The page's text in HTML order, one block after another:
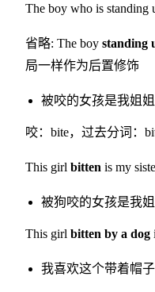
The boy who is standing
省略: The boy standing
局一样作为后置修饰
被咬的女孩是我姐姐
咬：bite，过去分词：
This girl bitten is my
被狗咬的女孩是我
This girl bitten by a dog
我喜欢这个带着帽子